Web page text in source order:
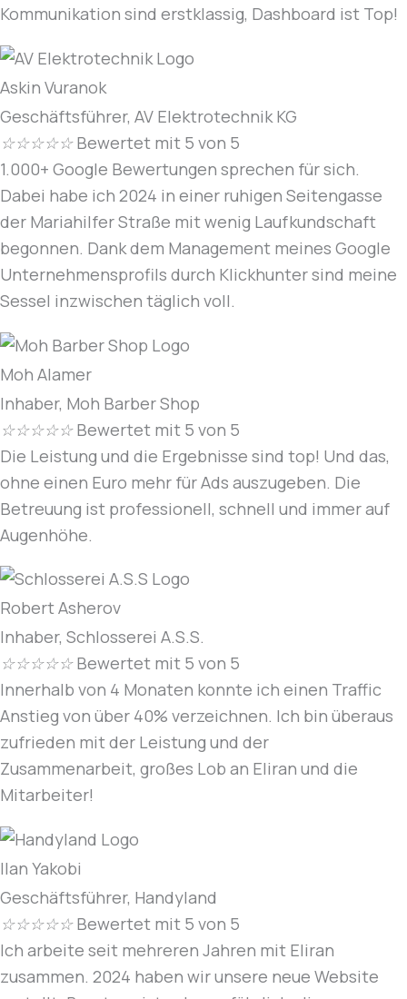
Kommunikation sind erstklassig, Dashboard ist Top!
Askin Vuranok
Geschäftsführer, AV Elektrotechnik KG
☆☆☆☆☆ Bewertet mit 5 von 5
1.000+ Google Bewertungen sprechen für sich.
Dabei habe ich 2024 in einer ruhigen Seitengasse
der Mariahilfer Straße mit wenig Laufkundschaft
begonnen. Dank dem Management meines Google
Unternehmensprofils durch Klickhunter sind meine
Sessel inzwischen täglich voll.
Moh Alamer
Inhaber, Moh Barber Shop
☆☆☆☆☆ Bewertet mit 5 von 5
Die Leistung und die Ergebnisse sind top! Und das,
ohne einen Euro mehr für Ads auszugeben. Die
Betreuung ist professionell, schnell und immer auf
Augenhöhe.
Robert Asherov
Inhaber, Schlosserei A.S.S.
☆☆☆☆☆ Bewertet mit 5 von 5
Innerhalb von 4 Monaten konnte ich einen Traffic
Anstieg von über 40% verzeichnen. Ich bin überaus
zufrieden mit der Leistung und der
Zusammenarbeit, großes Lob an Eliran und die
Mitarbeiter!
Ilan Yakobi
Geschäftsführer, Handyland
☆☆☆☆☆ Bewertet mit 5 von 5
Ich arbeite seit mehreren Jahren mit Eliran
zusammen. 2024 haben wir unsere neue Website